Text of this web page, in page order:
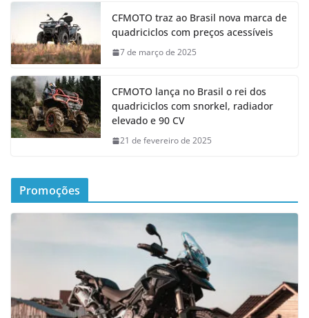
CFMOTO traz ao Brasil nova marca de
quadriciclos com preços acessíveis
7 de março de 2025
CFMOTO lança no Brasil o rei dos
quadriciclos com snorkel, radiador
elevado e 90 CV
21 de fevereiro de 2025
Promoções